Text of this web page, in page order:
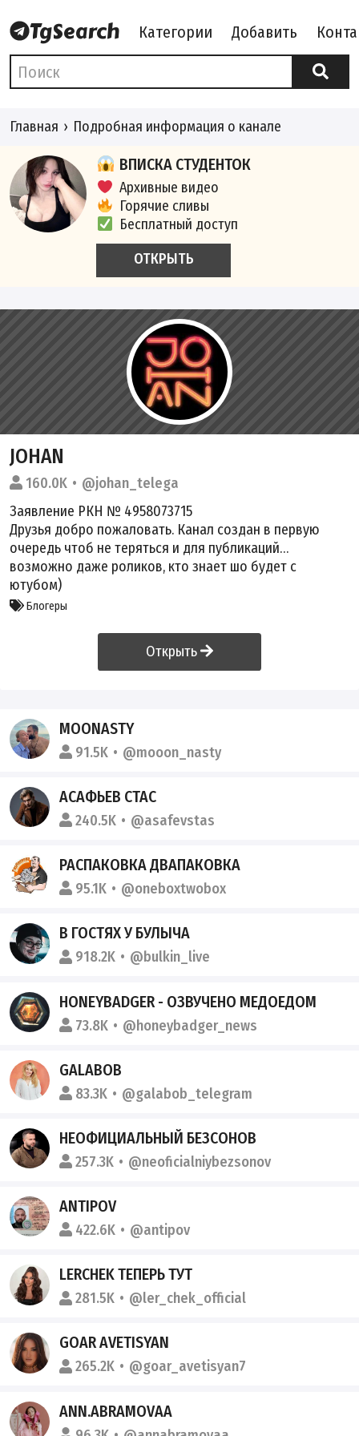
Категории Добавить
Главная Подробная информация о канале
ВПИСКА СТУДЕНТОК
Архивные видео
Горячие сливы
Бесплатный доступ
ОТКРЫТЬ
JOHAN
160.0K
@johan_telega
Заявление РКН № 4958073715
Друзья добро пожаловать. Канал создан в первую
очередь чтоб не теряться и для публикаций…
возможно даже роликов, кто знает шо будет с
ютубом)
Блогеры
Открыть
MOONASTY
91.5K @mooon_nasty
АСАФЬЕВ СТАС
240.5K @asafevstas
РАСПАКОВКА ДВАПАКОВКА
95.1K @oneboxtwobox
В ГОСТЯХ У БУЛЫЧА
918.2K @bulkin_live
HONEYBADGER - ОЗВУЧЕНО МЕДОЕДОМ
73.8K @honeybadger_news
GALABOB
83.3K @galabob_telegram
НЕОФИЦИАЛЬНЫЙ БЕЗСОНОВ
257.3K @neoficialniybezsonov
ANTIPOV
422.6K @antipov
LERCHEK ТЕПЕРЬ ТУТ
281.5K @ler_chek_official
GOAR AVETISYAN
265.2K @goar_avetisyan7
ANN.ABRAMOVAA